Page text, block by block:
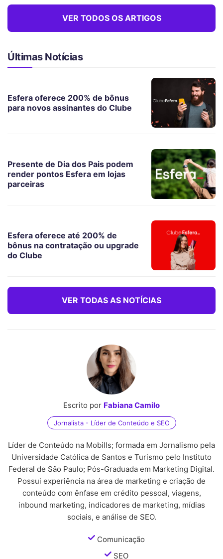
VER TODOS OS ARTIGOS
Últimas Notícias
Esfera oferece 200% de bônus
para novos assinantes do Clube
Presente de Dia dos Pais podem
render pontos Esfera em lojas
parceiras
Esfera oferece até 200% de
bônus na contratação ou upgrade
do Clube
VER TODAS AS NOTÍCIAS
Escrito por Fabiana Camilo
Jornalista - Líder de Conteúdo e SEO
Líder de Conteúdo na Mobills; formada em Jornalismo pela
Universidade Católica de Santos e Turismo pelo Instituto
Federal de São Paulo; Pós-Graduada em Marketing Digital.
Possui experiência na área de marketing e criação de
conteúdo com ênfase em crédito pessoal, viagens,
inbound marketing, indicadores de marketing, mídias
sociais, e análise de SEO.
Comunicação
SEO